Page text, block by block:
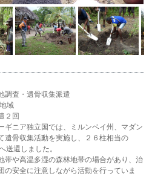
査・遺骨収集派遣
域
２回
ニア独立国では、ミルンベイ州、マダン
遺骨収集活動を実施し、２６柱相当の
送還しました。
帯や高温多湿の森林地帯の場合があり、治
の安全に注意しながら活動を行っていま